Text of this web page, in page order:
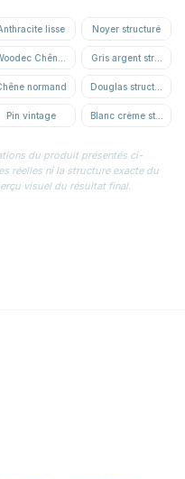
lisse Noyer structuré
Chêne miel Gris argent structuré
normand Douglas structuré
Pin vintage Blanc crème
du produit présentés ci-
réelles ni la structure exacte du
visuel du résultat final.